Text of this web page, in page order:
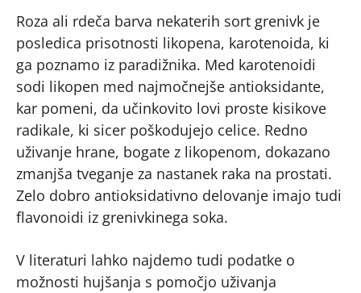
Roza ali rdeča barva nekaterih sort grenivk je
posledica prisotnosti likopena, karotenoida, ki
ga poznamo iz paradižnika. Med karotenoidi
sodi likopen med najmočnejše antioksidante,
kar pomeni, da učinkovito lovi proste kisikove
radikale, ki sicer poškodujejo celice. Redno
uživanje hrane, bogate z likopenom, dokazano
zmanjša tveganje za nastanek raka na prostati.
Zelo dobro antioksidativno delovanje imajo tudi
flavonoidi iz grenivkinega soka.
V literaturi lahko najdemo tudi podatke o
možnosti hujšanja s pomočjo uživanja